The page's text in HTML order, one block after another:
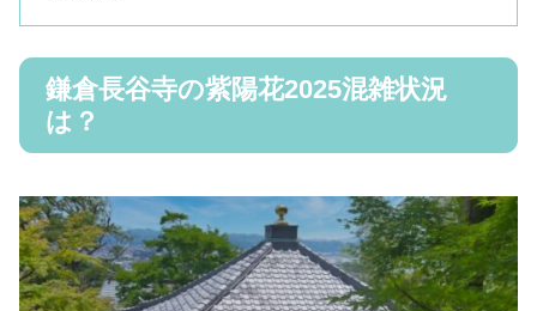
鎌倉長谷寺の紫陽花2025混雑状況
は？